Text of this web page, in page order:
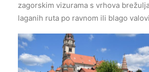
zagorskim vizurama s vrhova
laganih ruta po ravnom ili blago